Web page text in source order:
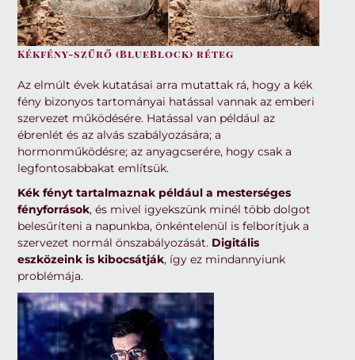
Kékfény-szűrő (BlueBlock) réteg
Az elmúlt évek kutatásai arra mutattak rá, hogy a kék
fény bizonyos tartományai hatással vannak az emberi
szervezet működésére. Hatással van például az
ébrenlét és az alvás szabályozására; a
hormonműködésre; az anyagcserére, hogy csak a
legfontosabbakat említsük.
Kék fényt tartalmaznak például a mesterséges
fényforrások, és mivel igyekszünk minél több dolgot
belesűríteni a napunkba, önkéntelenül is felborítjuk a
szervezet normál önszabályozását. Digitális
eszközeink is kibocsátják, így ez mindannyiunk
problémája.